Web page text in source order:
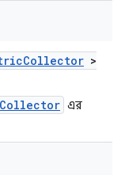
Collector >
এর